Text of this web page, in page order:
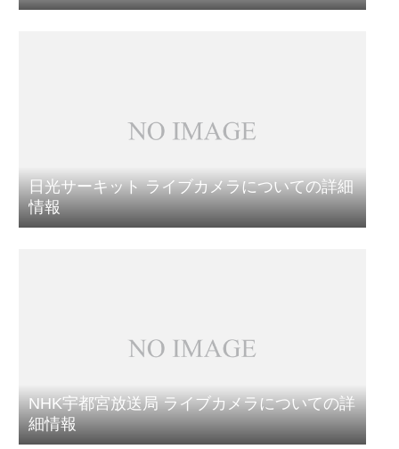
日光サーキット ライブカメラについての詳細
情報
NHK宇都宮放送局 ライブカメラについての詳
細情報